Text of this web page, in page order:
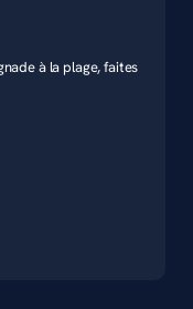
à la plage, faites